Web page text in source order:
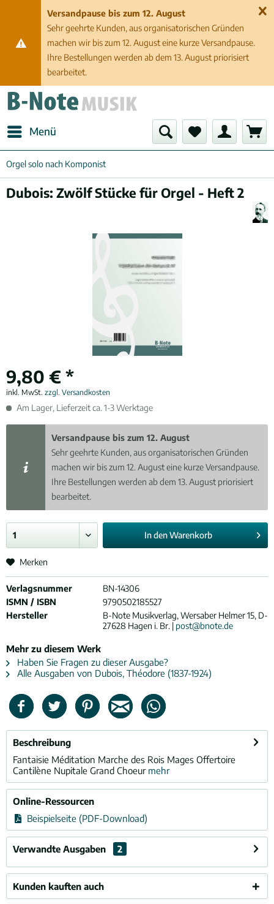
Versandpause bis zum 12. August
Sehr geehrte Kunden, aus organisatorischen Gründen
machen wir bis zum 12. August eine kurze Versandpause.
Ihre Bestellungen werden ab dem 13. August priorisiert
bearbeitet.
Menü
Orgel solo nach Komponist
Dubois: Zwölf Stücke für Orgel - Heft 2
9,80 € *
inkl. MwSt. zzgl. Versandkosten
Am Lager, Lieferzeit ca. 1-3 Werktage
Versandpause bis zum 12. August
Sehr geehrte Kunden, aus organisatorischen Gründen
machen wir bis zum 12. August eine kurze Versandpause.
Ihre Bestellungen werden ab dem 13. August priorisiert
bearbeitet.
In denWarenkorb
Merken
Verlagsnummer
BN-14306
ISMN / ISBN
9790502185527
Hersteller
B-Note Musikverlag, Wersaber Helmer 15, D-
27628 Hagen i. Br. | post@bnote.de
Mehr zu diesem Werk
Haben Sie Fragen zu dieser Ausgabe?
Alle Ausgaben von Dubois, Théodore (1837-1924)
Beschreibung
Fantaisie Méditation Marche des Rois Mages Offertoire
Cantilène Nupitale Grand Choeurmehr
Online-Ressourcen
Beispielseite (PDF-Download)
Verwandte Ausgaben 2
Kunden kauften auch